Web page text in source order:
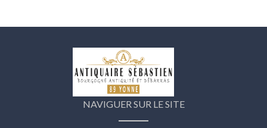
NAVIGUER SUR LE SITE